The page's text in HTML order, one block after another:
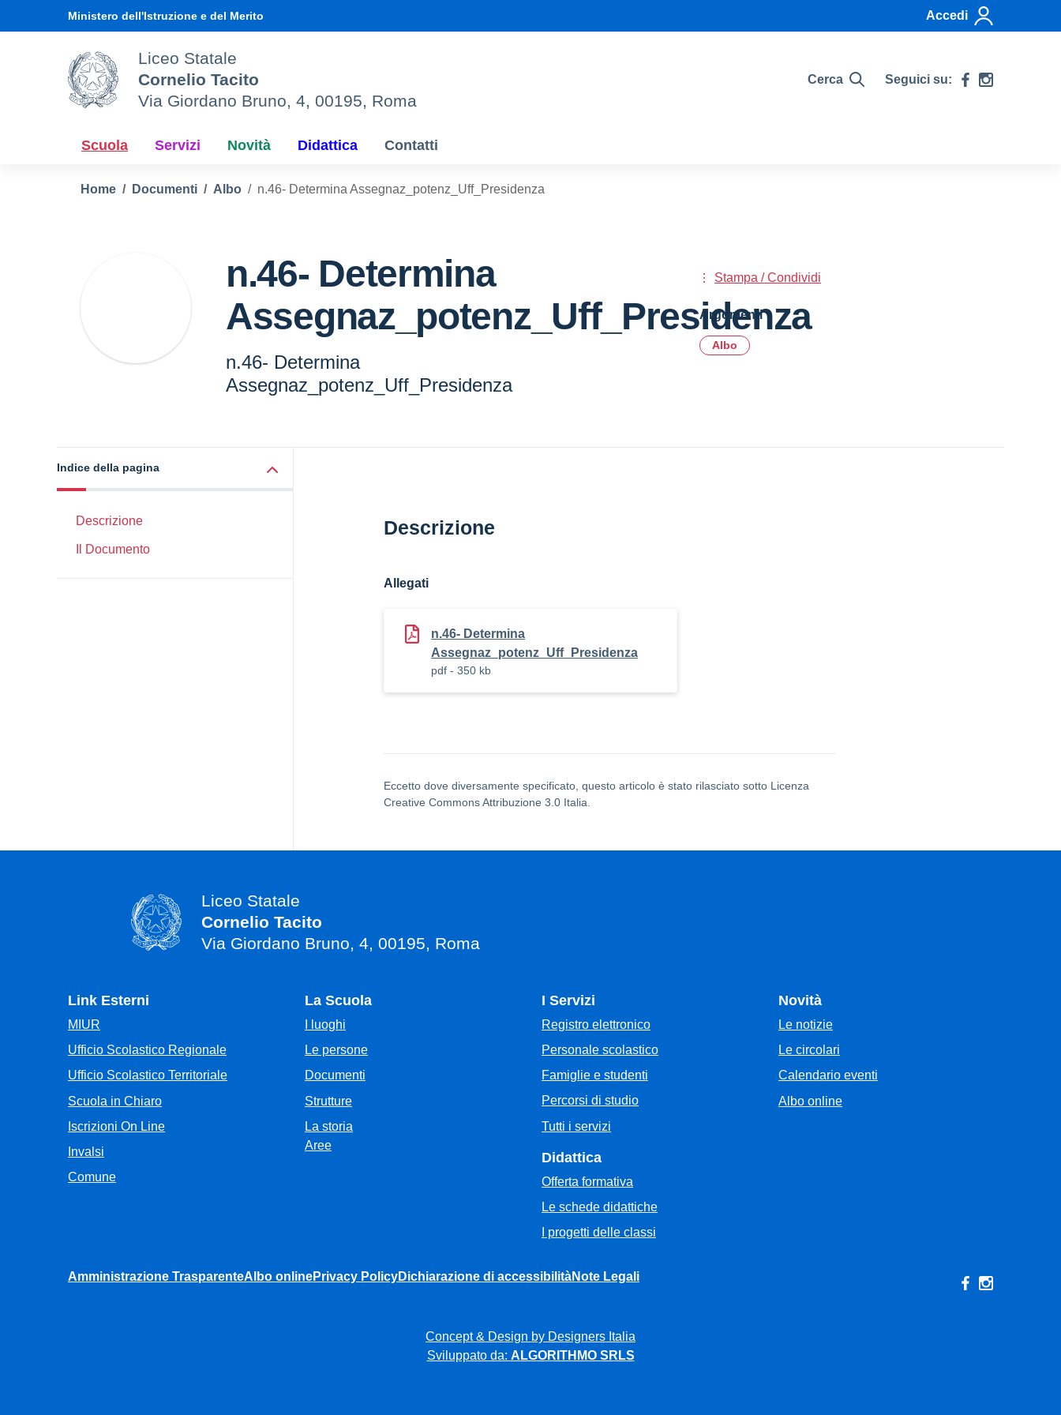
Ministero dell'Istruzione e del Merito Accedi
Liceo Statale
Cornelio Tacito
Via Giordano Bruno, 4, 00195, Roma
Cerca Seguici su:
Scuola Servizi Novità Didattica Contatti
Home Documenti Albo n.46- Determina Assegnaz_potenz_Uff_Presidenza
n.46- Determina
Assegnaz_potenz_Uff_Presidenza
n.46- Determina
Assegnaz_potenz_Uff_Presidenza
Stampa / Condividi
Argomenti
Albo
Indice della pagina
Descrizione
Il Documento
Descrizione
Allegati
n.46- Determina
Assegnaz_potenz_Uff_Presidenza
pdf - 350 kb
Eccetto dove diversamente specificato, questo articolo è stato rilasciato sotto Licenza
Creative Commons Attribuzione 3.0 Italia.
Liceo Statale
Cornelio Tacito
Via Giordano Bruno, 4, 00195, Roma
Link Esterni
MIUR
Ufficio Scolastico Regionale
Ufficio Scolastico Territoriale
Scuola in Chiaro
Iscrizioni On Line
Invalsi
Comune
La Scuola
I luoghi
Le persone
Documenti
Strutture
La storia
Aree
I Servizi
Registro elettronico
Personale scolastico
Famiglie e studenti
Percorsi di studio
Tutti i servizi
Didattica
Offerta formativa
Le schede didattiche
I progetti delle classi
Novità
Le notizie
Le circolari
Calendario eventi
Albo online
Amministrazione TrasparenteAlbo onlinePrivacy PolicyDichiarazione di accessibilitàNote Legali
Concept & Design by Designers Italia
Sviluppato da: ALGORITHMO SRLS